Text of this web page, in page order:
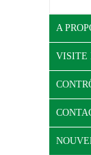
A
VISITE